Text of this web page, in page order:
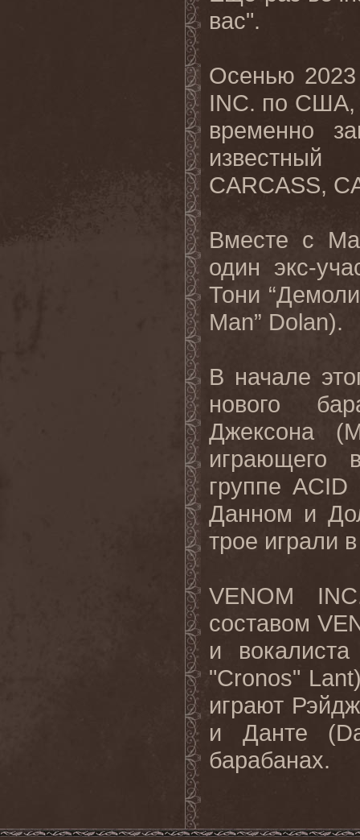
вас".
Осенью
INC. по США,
временно
CARCASS,
Вместе с
один экс-
Тони
Man” Dolan).
В начале
нового
Джексона
играющего
группе
Данном и
трое играли
VENOM
составом
и
"Cronos"
играют
и Данте
барабанах.